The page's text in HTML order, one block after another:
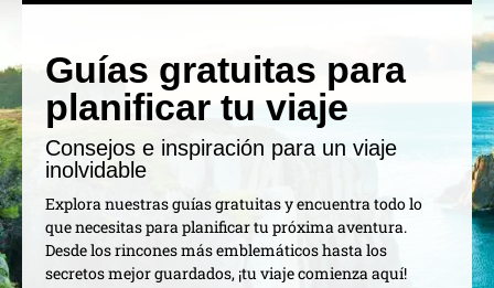
Guías gratuitas para
planificar tu viaje
Consejos e inspiración para un viaje
inolvidable
Explora nuestras guías gratuitas y encuentra todo lo
que necesitas para planificar tu próxima aventura.
Desde los rincones más emblemáticos hasta los
secretos mejor guardados, ¡tu viaje comienza aquí!